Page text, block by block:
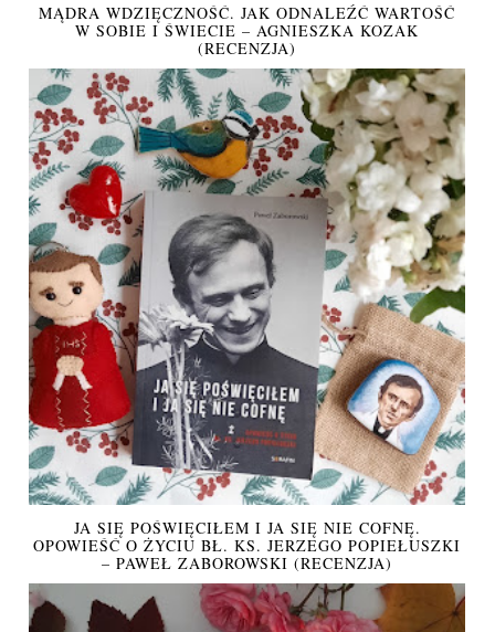
MĄDRA WDZIĘCZNOŚĆ. JAK ODNALEŹĆ WARTOŚĆ
W SOBIE I ŚWIECIE – AGNIESZKA KOZAK
(RECENZJA)
JA SIĘ POŚWIĘCIŁEM I JA SIĘ NIE COFNĘ.
OPOWIEŚĆ O ŻYCIU BŁ. KS. JERZEGO POPIEŁUSZKI
– PAWEŁ ZABOROWSKI (RECENZJA)